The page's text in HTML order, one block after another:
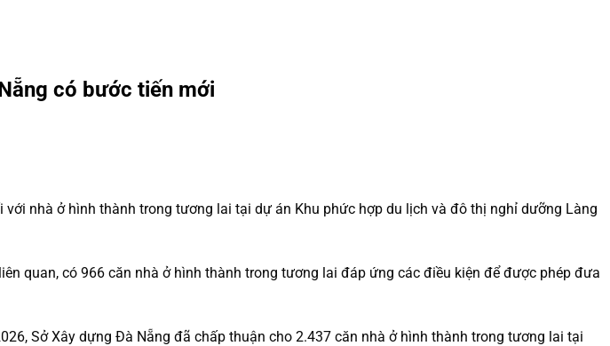
có bước tiến mới
nhà ở hình thành trong tương lai tại dự án Khu phức hợp du lịch và đô thị nghỉ dưỡng Làng
quan, có 966 căn nhà ở hình thành trong tương lai đáp ứng các điều kiện để được phép đưa
Sở Xây dựng Đà Nẵng đã chấp thuận cho 2.437 căn nhà ở hình thành trong tương lai tại